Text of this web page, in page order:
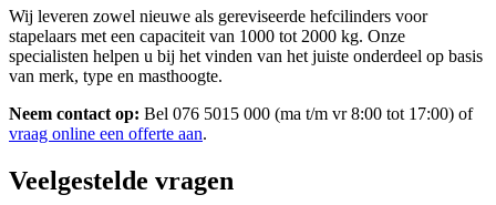
Wij leveren zowel nieuwe als gereviseerde hefcilinders voor
stapelaars met een capaciteit van 1000 tot 2000 kg. Onze
specialisten helpen u bij het vinden van het juiste onderdeel op basis
van merk, type en masthoogte.
Neem contact op: Bel 076 5015 000 (ma t/m vr 8:00 tot 17:00) of
vraag online een offerte aan.
Veelgestelde vragen